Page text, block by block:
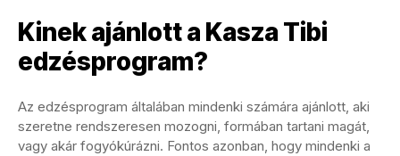
Kinek ajánlott a Kasza Tibi
edzésprogram?
Az edzésprogram általában mindenki számára ajánlott, aki
szeretne rendszeresen mozogni, formában tartani magát,
vagy akár fogyókúrázni. Fontos azonban, hogy mindenki a